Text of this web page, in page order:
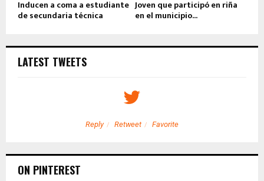
Inducen a coma a estudiante
de secundaria técnica
Joven que participó en riña
en el municipio...
LATEST TWEETS
Reply Retweet Favorite
ON PINTEREST